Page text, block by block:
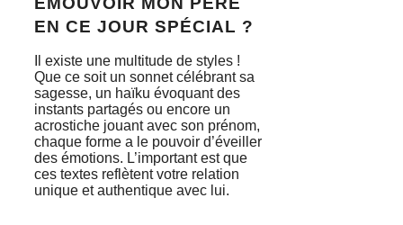
EN CE JOUR SPÉCIAL ?
Il existe une multitude de styles !
Que ce soit un sonnet célébrant sa
sagesse, un haïku évoquant des
instants partagés ou encore un
acrostiche jouant avec son prénom,
chaque forme a le pouvoir d’éveiller
des émotions. L’important est que
ces textes reflètent votre relation
unique et authentique avec lui.